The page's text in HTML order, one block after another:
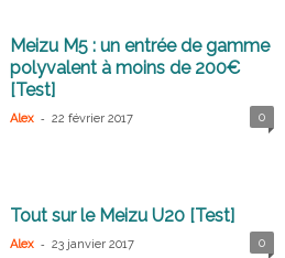
Meizu M5 : un entrée de gamme
polyvalent à moins de 200€
[Test]
Alex - 22 février 2017 0
Tout sur le Meizu U20 [Test]
Alex - 23 janvier 2017 0